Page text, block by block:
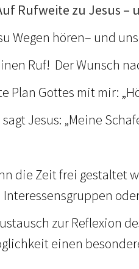
zu Jesus –
Wegen hören– und
Ruf! Der Wunsch
Plan Gottes mit mir:
Jesus: „Meine
die Zeit frei gestaltet
zur Reflexion
einen